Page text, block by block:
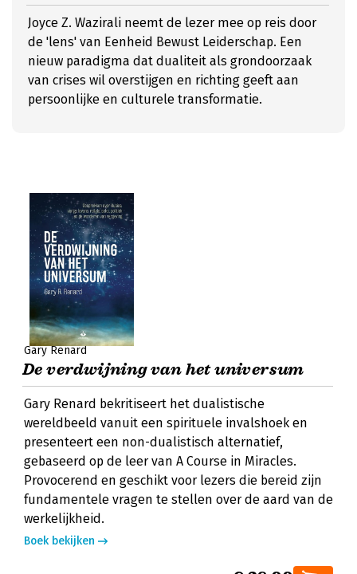
Joyce Z. Wazirali neemt de lezer mee op reis door
de 'lens' van Eenheid Bewust Leiderschap. Een
nieuw paradigma dat dualiteit als grondoorzaak
van crises wil overstijgen en richting geeft aan
persoonlijke en culturele transformatie.
Gary Renard
De verdwijning van het universum
Gary Renard bekritiseert het dualistische
wereldbeeld vanuit een spirituele invalshoek en
presenteert een non-dualistisch alternatief,
gebaseerd op de leer van A Course in Miracles.
Provocerend en geschikt voor lezers die bereid zijn
fundamentele vragen te stellen over de aard van de
werkelijkheid.
Boek bekijken